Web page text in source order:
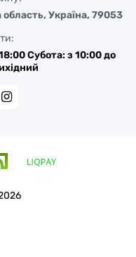
область, Україна, 79053
Субота: з 10:00 до